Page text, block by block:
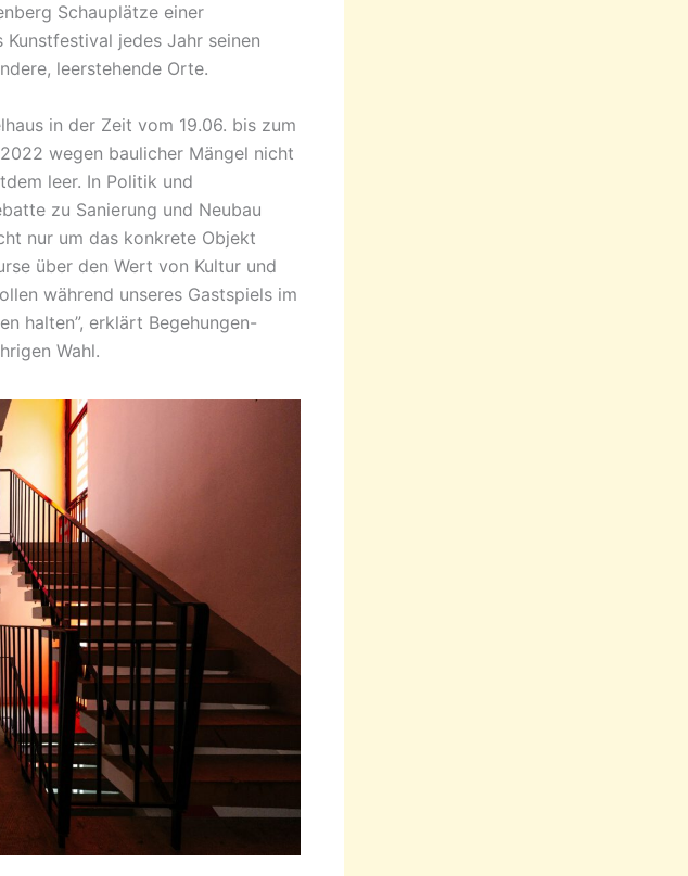
Schauplätze einer
jedes Jahr seinen
leerstehende Orte.
in der Zeit vom 19.06. bis zum
wegen baulicher Mängel nicht
leer. In Politik und
zu Sanierung und Neubau
nur um das konkrete Objekt
über den Wert von Kultur und
während unseres Gastspiels im
halten”, erklärt Begehungen-
Wahl.